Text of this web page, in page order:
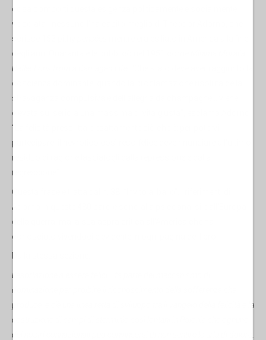
cosa comporti questa esigenza politicamente e socialmente
veicolata - nessuno l'ha capito meglio di Theodor Adorno, che
scrisse 153 pithy
degli anni Quaranta e le pubblicò nel 1951 come
Reflections from a Damaged Life
coscienza dominante, quando la proclamazione risoluta della
stravaganza compulsiva e dell'allegria da champagne... viene
elevata sul serio a una massima di vita giusta”, esclama Adorno.
“La felicità prescritta è esattamente ciò che è; per potervi
partecipare, il nevrotico così reso felice deve rinunciare all'ultimo
residuo di ragione lasciatogli dalla repressione e dalla
regressione”.
Questa frase è tratta dal n. 38, “Invito al ballo”. I riferimenti di
Adorno in queste 480 parole sono alla psicoanalisi e all'Europa
della guerra, ma la sua aspra critica all'America che ha
conosciuto vivendoci è evidente in ogni pagina del libro.
L'esortazione a essere felici... fa parte del meccanismo di
dominazione per proibire il riconoscimento della sofferenza che
produce, e c'è una linea retta di sviluppo tra il vangelo della felicità e la
costruzione di campi di sterminio così lontani in Polonia che ognuno
dei nostri connazionali può convincersi di non sentire le urla di dolore.